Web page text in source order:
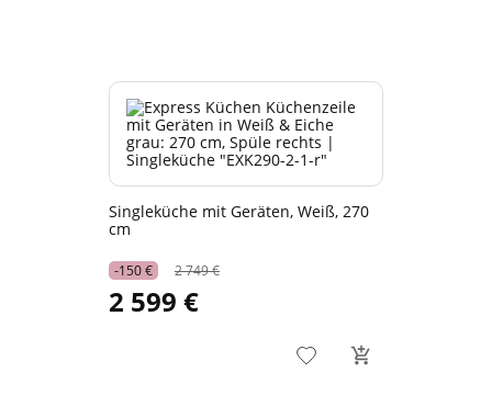
Singleküche mit Geräten, Weiß, 270
cm
-150 € 2 749 €
2 599 €